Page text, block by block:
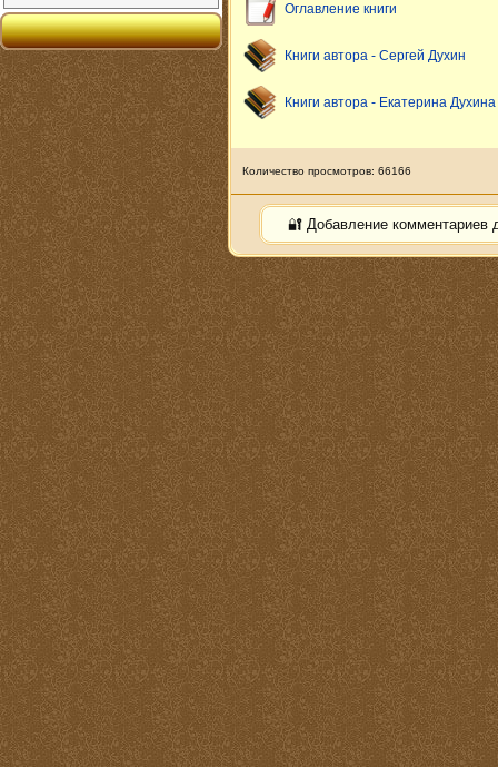
Оглавление книги
Книги автора - Сергей Духин
Книги автора - Екатерина Духина
Количество просмотров: 66166
🔐 Добавление комментариев